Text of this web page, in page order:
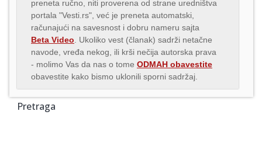
preneta ručno, niti proverena od strane uredništva
portala "Vesti.rs", već je preneta automatski,
računajući na savesnost i dobru nameru sajta
Beta Video . Ukoliko vest (članak) sadrži netačne
navode, vređa nekog, ili krši nečija autorska prava
- molimo Vas da nas o tome ODMAH obavestite
obavestite kako bismo uklonili sporni sadržaj.
Pretraga